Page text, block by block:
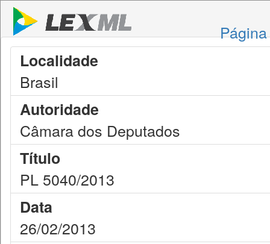
Localidade
Brasil
Autoridade
Câmara dos Deputados
Título
PL 5040/2013
Data
26/02/2013